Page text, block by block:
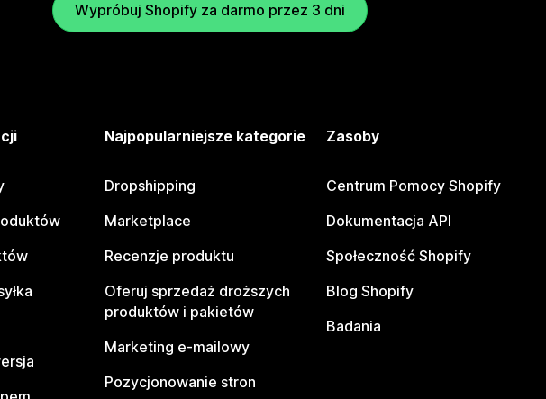
Wypróbuj Shopify za darmo przez 3 dni
Najpopularniejsze kategorie
Dropshipping
Marketplace
Recenzje produktu
Oferuj sprzedaż droższych
produktów i pakietów
Marketing e-mailowy
Pozycjonowanie stron
Zasoby
Centrum Pomocy Shopify
Dokumentacja API
Społeczność Shopify
Blog Shopify
Badania